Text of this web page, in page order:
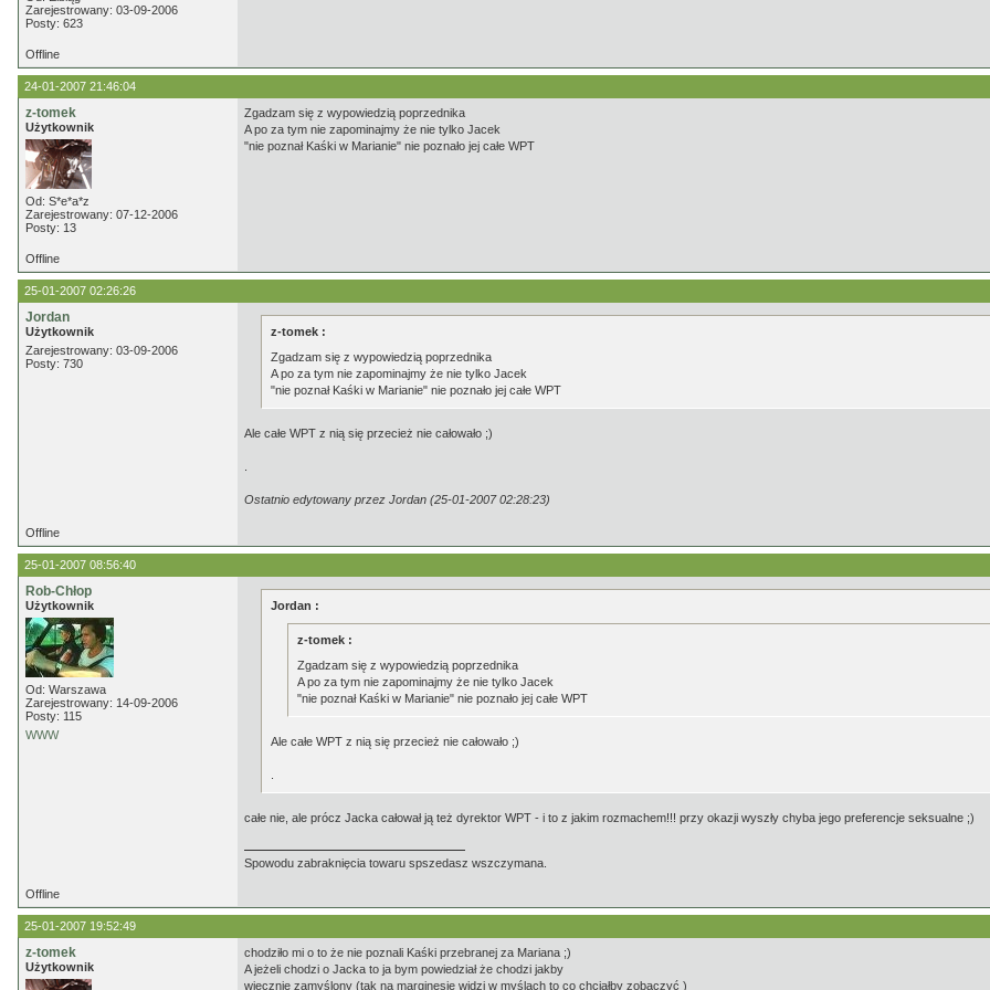
Zarejestrowany: 03-09-2006
Posty: 623
Offline
24-01-2007 21:46:04
z-tomek
Użytkownik
Od: S*e*a*z
Zarejestrowany: 07-12-2006
Posty: 13
Zgadzam się z wypowiedzią poprzednika
A po za tym nie zapominajmy że nie tylko Jacek
"nie poznał Kaśki w Marianie" nie poznało jej całe WPT
Offline
25-01-2007 02:26:26
Jordan
Użytkownik
Zarejestrowany: 03-09-2006
Posty: 730
z-tomek :
Zgadzam się z wypowiedzią poprzednika
A po za tym nie zapominajmy że nie tylko Jacek
"nie poznał Kaśki w Marianie" nie poznało jej całe WPT
Ale całe WPT z nią się przecież nie całowało ;)
Ostatnio edytowany przez Jordan (25-01-2007 02:28:23)
Offline
25-01-2007 08:56:40
Rob-Chłop
Użytkownik
Od: Warszawa
Zarejestrowany: 14-09-2006
Posty: 115
WWW
Jordan :
z-tomek :
Zgadzam się z wypowiedzią poprzednika
A po za tym nie zapominajmy że nie tylko Jacek
"nie poznał Kaśki w Marianie" nie poznało jej całe WPT
Ale całe WPT z nią się przecież nie całowało ;)
całe nie, ale prócz Jacka całował ją też dyrektor WPT - i to z jakim rozmachem!!! przy okazji wyszły chyba jego preferencje seksualne ;)
Spowodu zabraknięcia towaru spszedasz wszczymana.
Offline
25-01-2007 19:52:49
z-tomek
Użytkownik
chodziło mi o to że nie poznali Kaśki przebranej za Mariana ;)
A jeżeli chodzi o Jacka to ja bym powiedział że chodzi jakby
wiecznie zamyślony (tak na marginesie widzi w myślach to co chciałby zobaczyć )